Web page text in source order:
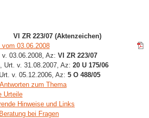
VI ZR 223/07 (Aktenzeichen)
vom 03.06.2008
v. 03.06.2008, Az: VI ZR 223/07
Urt. v. 31.08.2007, Az: 20 U 175/06
v. 05.12.2006, Az: 5 O 488/05
zum Thema
Urteile
Hinweise und Links
bei Fragen